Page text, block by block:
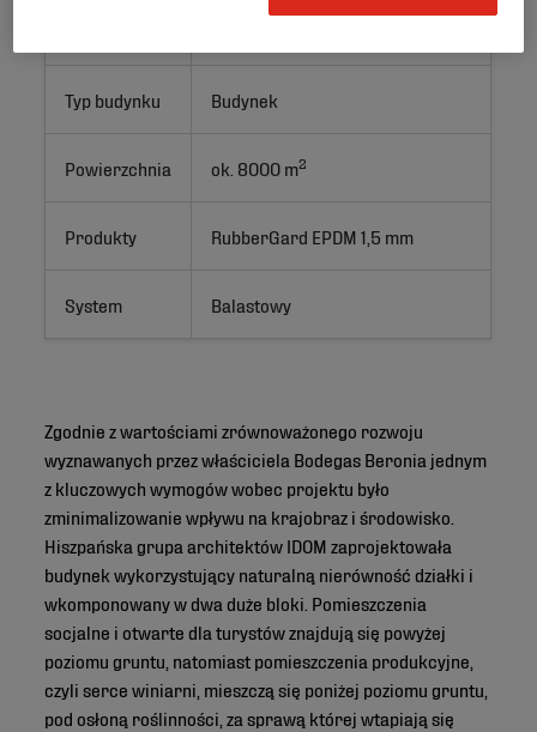
Typ budynku Budynek
Powierzchnia ok. 8000 m2
Produkty RubberGard EPDM 1,5 mm
System Balastowy
Zgodnie z wartościami zrównoważonego rozwoju
wyznawanych przez właściciela Bodegas Beronia jednym
z kluczowych wymogów wobec projektu było
zminimalizowanie wpływu na krajobraz i środowisko.
Hiszpańska grupa architektów IDOM zaprojektowała
budynek wykorzystujący naturalną nierówność działki i
wkomponowany w dwa duże bloki. Pomieszczenia
socjalne i otwarte dla turystów znajdują się powyżej
poziomu gruntu, natomiast pomieszczenia produkcyjne,
czyli serce winiarni, mieszczą się poniżej poziomu gruntu,
pod osłoną roślinności, za sprawą której wtapiają się